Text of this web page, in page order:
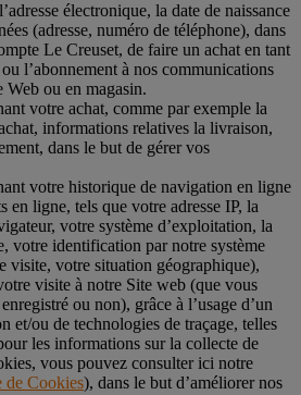
électronique, la date de naissance
(adresse, numéro de téléphone), dans
Le Creuset, de faire un achat en tant
l’abonnement à nos communications
Web ou en magasin.
votre achat, comme par exemple la
informations relatives la livraison,
dans le but de gérer vos
votre historique de navigation en ligne
en ligne, tels que votre adresse IP, la
votre système d’exploitation, la
votre identification par notre système
visite, votre situation géographique),
visite à notre Site web (que vous
ou non), grâce à l’usage d’un
et/ou de technologies de traçage, telles
les informations sur la collecte de
vous pouvez consulter ici notre
de Cookies), dans le but d’améliorer nos